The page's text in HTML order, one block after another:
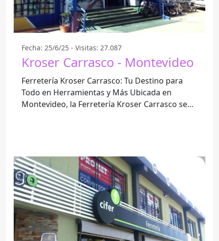
Fecha: 25/6/25 - Visitas: 27.087
Kroser Carrasco - Montevideo
Ferretería Kroser Carrasco: Tu Destino para
Todo en Herramientas y Más Ubicada en
Montevideo, la Ferretería Kroser Carrasco se